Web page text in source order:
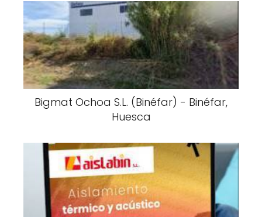
Bigmat Ochoa S.L. (Binéfar) - Binéfar,
Huesca